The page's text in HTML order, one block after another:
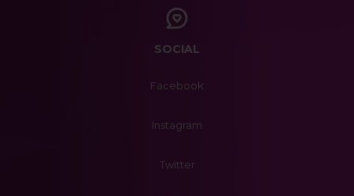
SOCIAL
Facebook
Instagram
Twitter